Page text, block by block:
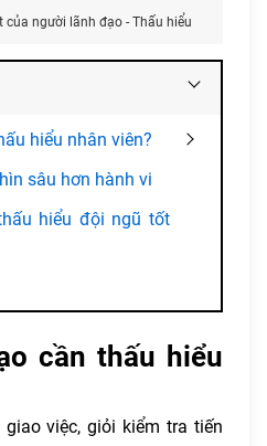
người lãnh đạo - Thấu hiểu
hiểu nhân viên?
sâu hơn hành vi
hiểu đội ngũ tốt
cần thấu hiểu
việc, giỏi kiểm tra tiến